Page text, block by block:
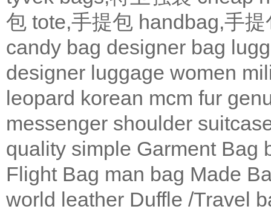
包 tote,手提包 handbag,手提
candy bag designer bag
designer luggage women
leopard korean mcm fur
messenger shoulder
quality simple Garment Bag
Flight Bag man bag Made
world leather Duffle /Travel